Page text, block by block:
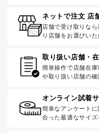
ネットで注文 店
店舗で受け取りな
り店舗をお選びいた
取り扱い店舗・
簡単操作で店舗在
や取り扱い店舗の確
オンライン試着
簡単なアンケート
合った最適なサイズ